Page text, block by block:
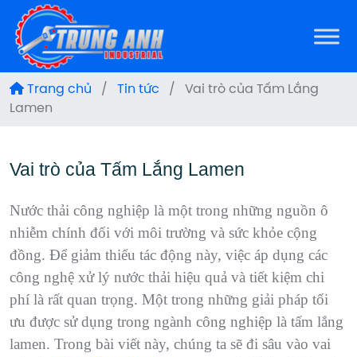
Trang chủ / Tin tức / Vai trò của Tấm Lắng
Lamen
Vai trò của Tấm Lắng Lamen
Nước thải công nghiệp là một trong những nguồn ô
nhiễm chính đối với môi trường và sức khỏe cộng
đồng. Để giảm thiểu tác động này, việc áp dụng các
công nghệ xử lý nước thải hiệu quả và tiết kiệm chi
phí là rất quan trọng. Một trong những giải pháp tối
ưu được sử dụng trong ngành công nghiệp là tấm lắng
lamen. Trong bài viết này, chúng ta sẽ đi sâu vào vai